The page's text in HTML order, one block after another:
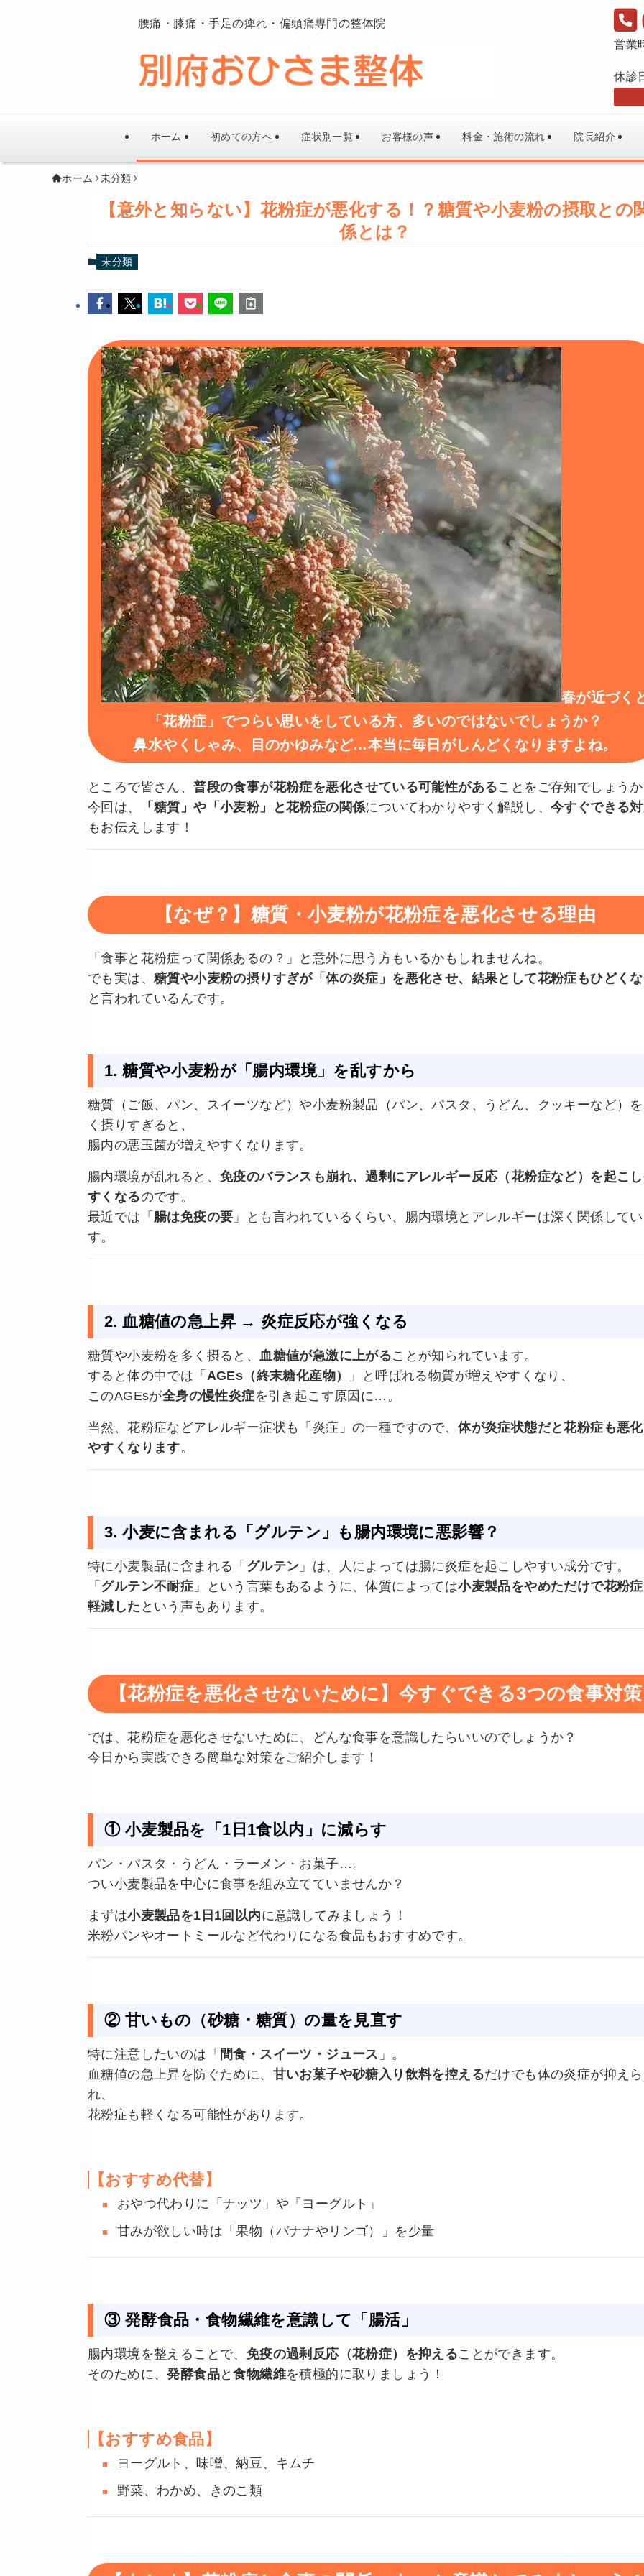
腰痛・膝痛・手足の痺れ・偏頭痛専門の整体院
営業
休診
ホーム 初めての方へ 症状別一覧 お客様の声 料金・施術の流れ 院長紹介
ホーム 未分類
【意外と知らない】花粉症が悪化する！？糖質や小麦粉の摂取との
係とは？
未分類
春が近づく
「花粉症」でつらい思いをしている方、多いのではないでしょうか？
鼻水やくしゃみ、目のかゆみなど…本当に毎日がしんどくなりますよね。
ところで皆さん、普段の食事が花粉症を悪化させている可能性があることをご存知でしょう
今回は、
「糖質」や「小麦粉」と花粉症の関係についてわかりやすく解説し、今すぐできる
もお伝えします！
【なぜ？】糖質・小麦粉が花粉症を悪化させる理由
「食事と花粉症って関係あるの？」と意外に思う方もいるかもしれませんね。
でも実は、 糖質や小麦粉の摂りすぎが「体の炎症」を悪化させ、結果として花粉症もひどく
と言われているんです。
1. 糖質や小麦粉が「腸内環境」を乱すから
糖質（ご飯、パン、スイーツなど）や小麦粉製品（パン、パスタ、うどん、クッキーなど）
く摂りすぎると、
腸内の悪玉菌が増えやすくなります。
腸内環境が乱れると、 免疫のバランスも崩れ、過剰にアレルギー反応（花粉症など）を起こ
すくなるのです。
最近では「 腸は免疫の要 」とも言われているくらい、腸内環境とアレルギーは深く関係して
す。
2. 血糖値の急上昇 → 炎症反応が強くなる
糖質や小麦粉を多く摂ると、血糖値が急激に上がることが知られています。
すると体の中では「 AGEs（終末糖化産物）
」と呼ばれる物質が増えやすくなり、
このAGEsが全身の慢性炎症を引き起こす原因に…。
当然、花粉症などアレルギー症状も「炎症」の一種ですので、体が炎症状態だと花粉症も悪
やすくなります。
3. 小麦に含まれる「グルテン」も腸内環境に悪影響？
特に小麦製品に含まれる「 グルテン 」は、人によっては腸に炎症を起こしやすい成分です。
「 グルテン不耐症 」という言葉もあるように、体質によっては小麦製品をやめただけで花粉
軽減した という声もあります。
【花粉症を悪化させないために】今すぐできる3つの食事対策
では、花粉症を悪化させないために、どんな食事を意識したらいいのでしょうか？
今日から実践できる簡単な対策をご紹介します！
① 小麦製品を「1日1食以内」に減らす
パン・パスタ・うどん・ラーメン・お菓子…。
つい小麦製品を中心に食事を組み立てていませんか？
まずは小麦製品を1日1回以内に意識してみましょう！
米粉パンやオートミールなど代わりになる食品もおすすめです。
② 甘いもの（砂糖・糖質）の量を見直す
特に注意したいのは「 間食・スイーツ・ジュース 」。
血糖値の急上昇を防ぐために、 甘いお菓子や砂糖入り飲料を控えるだけでも体の炎症が抑えら
れ、
花粉症も軽くなる可能性があります。
【おすすめ代替】
おやつ代わりに「ナッツ」や「ヨーグルト」
甘みが欲しい時は「果物（バナナやリンゴ）」を少量
③ 発酵食品・食物繊維を意識して「腸活」
腸内環境を整えることで、 免疫の過剰反応（花粉症）を抑えることができます。
そのために、発酵食品と食物繊維を積極的に取りましょう！
【おすすめ食品】
ヨーグルト、味噌、納豆、キムチ
野菜、わかめ、きのこ類